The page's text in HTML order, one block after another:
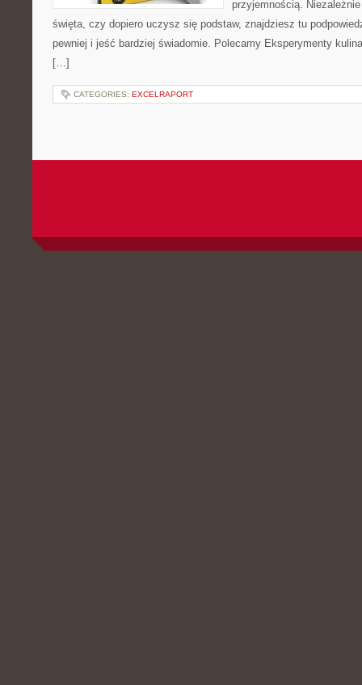
przyjemnością.
święta, czy dopiero uczysz się podstaw, znajdziesz tu
pewniej i jeść bardziej świadomie. Polecamy Eksperymenty
[…]
CATEGORIES: EXCELRAPORT